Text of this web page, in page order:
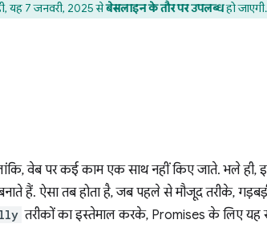
यह 7 जनवरी, 2025 सेबेसलाइन के तौर पर उपलब्धहो जाएगी.
वेब पर कई काम एक साथ नहीं किए जाते. भले ही,
हैं. ऐसा तब होता है, जब पहले से मौजूद तरीके,
तरीकों का इस्तेमाल करके, Promises के लिए यह